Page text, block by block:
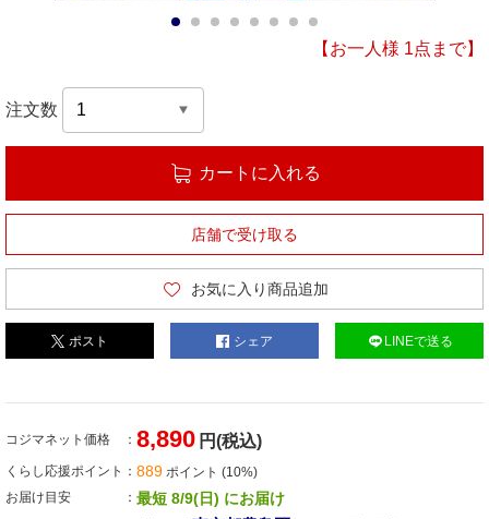
【お一人様 1点まで】
注文数
カートに入れる
店舗で受け取る
お気に入り商品追加
ポスト シェア LINEで送る
コジマネット価格 8,890 円(税込)
くらし応援ポイント 889 ポイント (10%)
お届け目安
最短 8/9(日) にお届け